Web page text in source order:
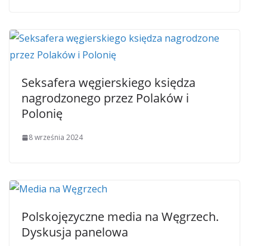
Seksafera węgierskiego księdza
nagrodzonego przez Polaków i
Polonię
8 września 2024
Polskojęzyczne media na Węgrzech.
Dyskusja panelowa